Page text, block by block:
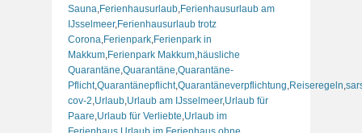
Sauna Ferienhausurlaub Ferienhausurlaub am
IJsselmeer, Ferienhausurlaub trotz
Corona Ferienpark Ferienpark in
Makkum Ferienpark Makkum häusliche
Quarantäne Quarantäne Quarantäne-
Pflicht,Quarantänepflicht,Quarantäneverpflichtung Reiseregeln
cov-2 Urlaub Urlaub am IJsselmeer, Urlaub für
Paare Urlaub für Verliebte Urlaub im